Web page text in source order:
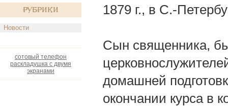
Рубрики
Новости
сотовый телефон
раскладушка с двумя
экранами
1879 г., в С.-
Сын священника,
домашней
окончании курса в